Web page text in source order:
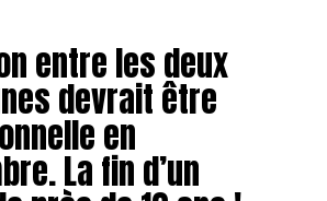
entre les deux
devrait être
en
La fin d’un